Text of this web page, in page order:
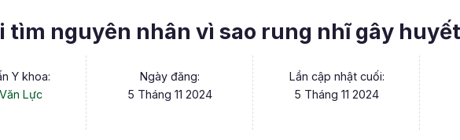
tìm nguyên nhân vì sao rung nhĩ gây
Y khoa:
Lực
Ngày đăng:
5 Tháng 11 2024
Lần cập nhật cuối:
5 Tháng 11 2024